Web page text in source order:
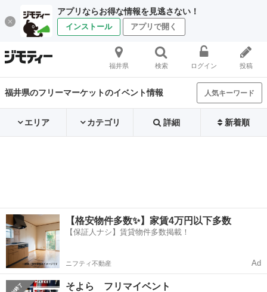
アプリならお得な情報を見逃さない！
インストール アプリで開く
福井県 検索 ログイン 投稿
福井県のフリーマーケットのイベント情報 人気キーワード
エリア カテゴリ 詳細 新着順
【格安物件多数✨】家賃4万円以下多数
【保証人ナシ】賃貸物件多数掲載！
ニフティ不動産 Ad
そよら フリマイベント